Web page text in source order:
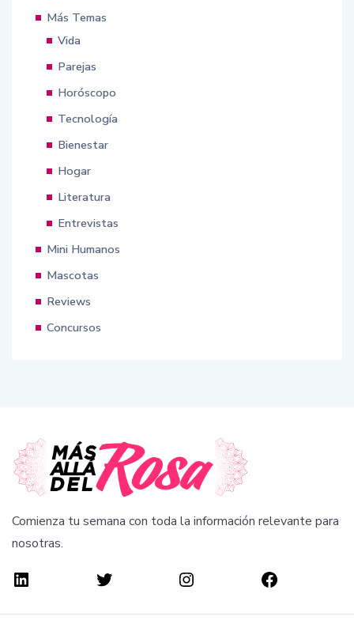
Más Temas
Vida
Parejas
Horóscopo
Tecnología
Bienestar
Hogar
Literatura
Entrevistas
Mini Humanos
Mascotas
Reviews
Concursos
Comienza tu semana con toda la información relevante para
nosotras.